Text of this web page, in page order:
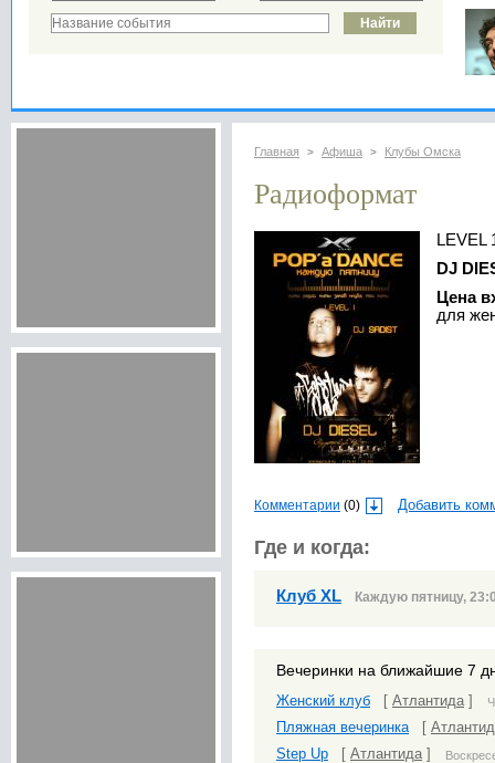
Главная > Афиша > Клубы Омска
Радиоформат
LEVEL
DJ
Цена
для
Комментарии (0) Добавить
Где и когда:
Клуб XL Каждую пятницу,
Вечеринки на ближайшие 7
Женский клуб Атлантида]
Пляжная вечеринка[
Step Up
Атлантида]